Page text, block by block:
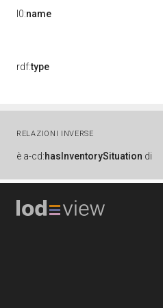
l0:name
rdf:type
RELAZIONI INVERSE
è a-cd:hasInventorySituation di